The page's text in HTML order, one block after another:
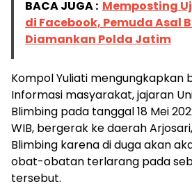
BACA JUGA : Memposting
di Facebook, Pemuda Asal
Diamankan Polda Jatim
Kompol Yuliati mengungkapkan
Informasi masyarakat, jajaran
Blimbing pada tanggal 18 Mei
WIB, bergerak ke daerah
Blimbing karena di duga akan
obat-obatan terlarang pada
tersebut.